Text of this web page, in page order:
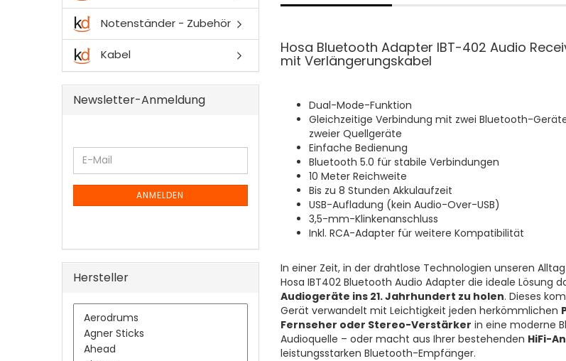
Hosa Bluetooth Adapter IBT-402 Audio
mit Verlängerungskabel
Dual-Mode-Funktion
Gleichzeitige Verbindung mit zwei Bluetooth-
zweier Quellgeräte
Einfache Bedienung
Bluetooth 5.0 für stabile Verbindungen
10 Meter Reichweite
Bis zu 8 Stunden Akkulaufzeit
USB-Aufladung (kein Audio-Over-USB)
3,5-mm-Klinkenanschluss
Inkl. RCA-Adapter für weitere Kompatibilität
In einer Zeit, in der drahtlose Technologien unseren
Hosa IBT402 Bluetooth Audio Adapter die ideale Lösung
Audiogeräte ins 21. Jahrhundert zu holen. Dieses
Gerät verwandelt mit Leichtigkeit jeden herkömmlichen
Fernseher oder Stereo-Verstärker in eine moderne
Audioquelle – oder macht aus Ihrer bestehenden HiFi-
leistungsstarken Bluetooth-Empfänger.
Notenständer - Zubehör
Kabel
Newsletter-Anmeldung
WEITER
ZUR
NEWSLETTER-
ANMELDUNG
E-
Mail
ANMELDEN
Hersteller